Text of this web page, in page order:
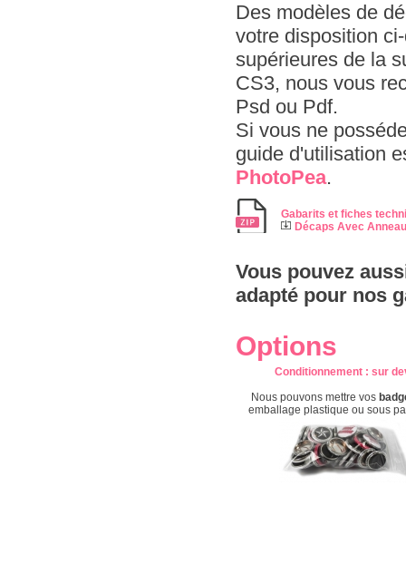
Des modèles de
votre disposition
supérieures de la
CS3, nous vous
Psd ou Pdf.
Si vous ne
guide d'utilisation
PhotoPea.
Gabarits et fiches
Décaps Avec
Vous pouvez
adapté pour nos
Options
Conditionnement: sur
Nous pouvons mettre vos
emballage plastique ou sous